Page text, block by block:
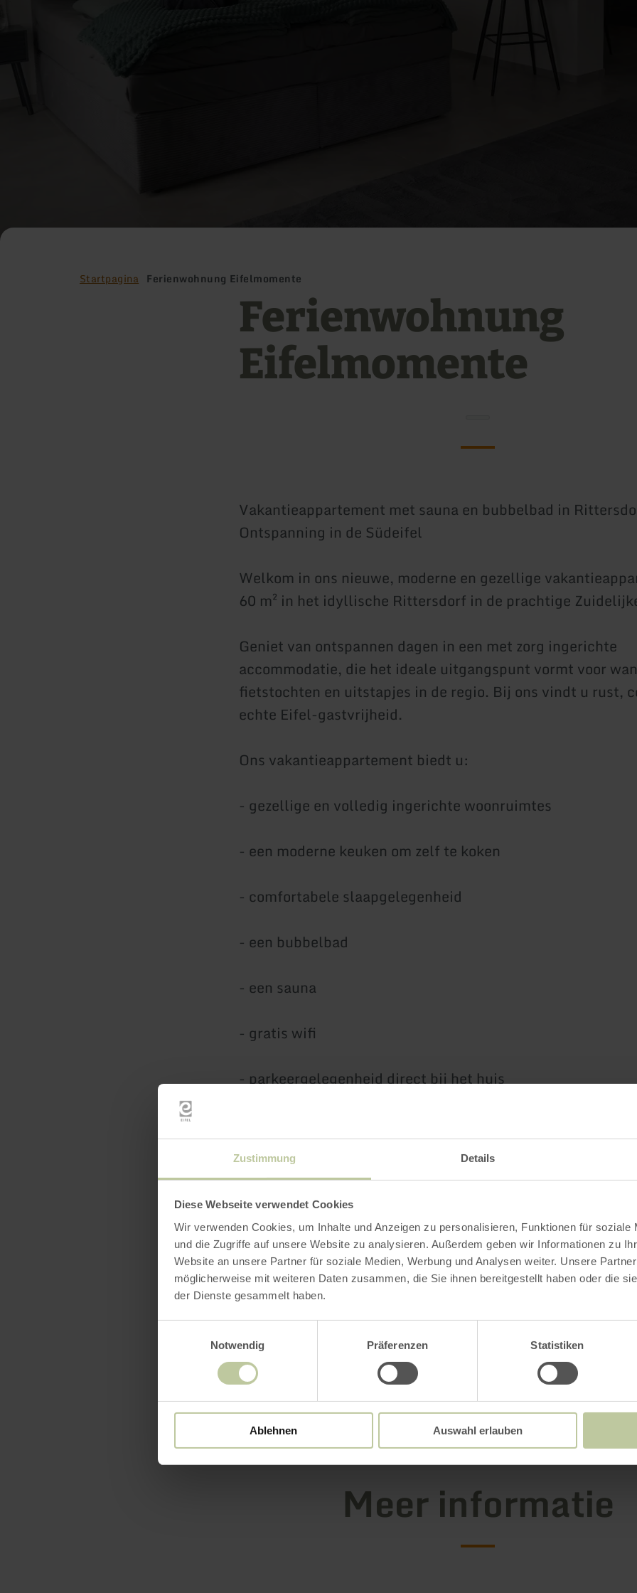
Zustimmung Details
Diese Webseite verwendet Cookies
Wir verwenden Cookies, um Inhalte und Anzeigen zu personalisieren, Funktionen für soziale
und die Zugriffe auf unsere Website zu analysieren. Außerdem geben wir Informationen zu
Website an unsere Partner für soziale Medien, Werbung und Analysen weiter. Unsere
möglicherweise mit weiteren Daten zusammen, die Sie ihnen bereitgestellt haben oder die
der Dienste gesammelt haben.
Notwendig
Präferenzen Statistiken
Ablehnen Auswahl erlauben
Startpagina Ferienwohnung Eifelmomente
Ferienwohnung
Eifelmomente
Vakantieappartement met sauna en bubbelbad in
Ontspanning in de Südeifel
Welkom in ons nieuwe, moderne en gezellige
60 m² in het idyllische Rittersdorf in de prachtige
Geniet van ontspannen dagen in een met zorg ingerichte
accommodatie, die het ideale uitgangspunt vormt voor
fietstochten en uitstapjes in de regio. Bij ons vindt u rust,
echte Eifel-gastvrijheid.
Ons vakantieappartement biedt u:
- gezellige en volledig ingerichte woonruimtes
- een moderne keuken om zelf te koken
- comfortabele slaapgelegenheid
- een bubbelbad
- een sauna
- gratis wifi
- parkeergelegenheid direct bij het huis
De omgeving nodigt uit tot talrijke activiteiten. Ontdek
Bitburger merkbelevingswereld, de Teufelsschlucht bij
Dinosaurussenpark, of maak een dagtrip naar Luxemburg
een dag vol belevenissen kunt u de avond ontspannen
vakantiewoning.
We kijken ernaar uit om u als onze gasten te mogen
wensen u nu al een onvergetelijk verblijf!
meer informatie
Meer informatie